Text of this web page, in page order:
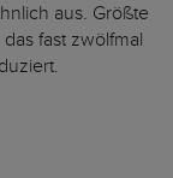
aus. Größte
fast zwölfmal